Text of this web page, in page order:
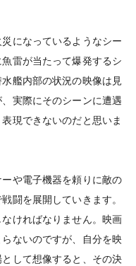
になっているようなシー
雷が当たって爆発するシ
艦内部の状況の映像は見
実際にそのシーンに遭遇
現できないのだと思いま
や電子機器を頼りに敵の
闘を展開していきます。
ければなりません。映画
ないのですが、自分を映
して想像すると、その決